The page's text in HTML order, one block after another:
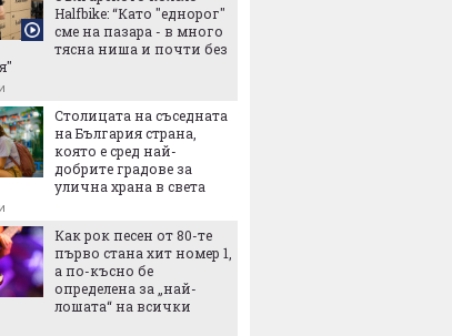
Halfbike: “Като "еднорог"
сме на пазара - в много
тясна ниша и почти без
Столицата на съседната
на България страна,
която е сред най-
добрите градове за
улична храна в света
Как рок песен от 80-те
първо стана хит номер 1,
а по-късно бе
определена за „най-
лошата“ на всички